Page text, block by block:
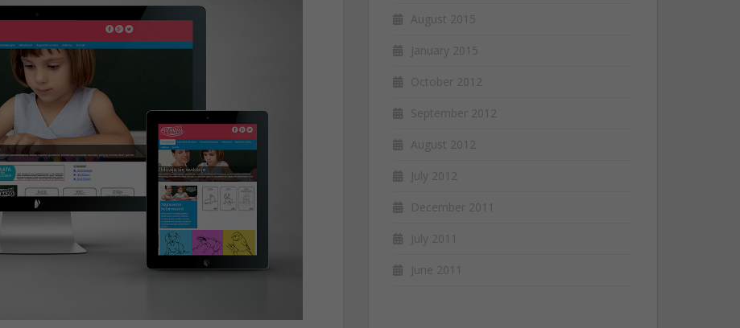
August 2015
January 2015
October 2012
September 2012
August 2012
July 2012
December 2011
July 2011
June 2011